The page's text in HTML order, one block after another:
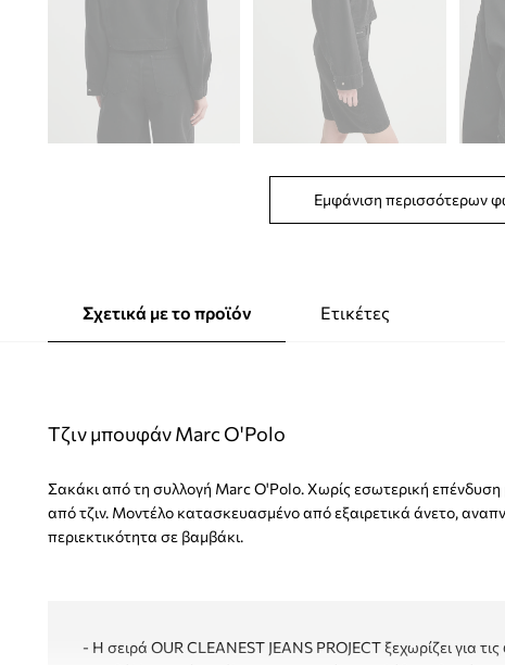
Εμφάνιση περισσότερων
Σχετικά με το προϊόν Ετικέτες
Τζιν μπουφάν Marc O'Polo
Σακάκι από τη συλλογή Marc O'Polo. Χωρίς εσωτερική
από τζιν. Μοντέλο κατασκευασμένο από εξαιρετικά άνετο,
περιεκτικότητα σε βαμβάκι.
- Η σειρά OUR CLEANEST JEANS PROJECT ξεχωρίζει για τις